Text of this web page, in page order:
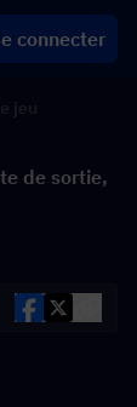
connecter
de sortie,